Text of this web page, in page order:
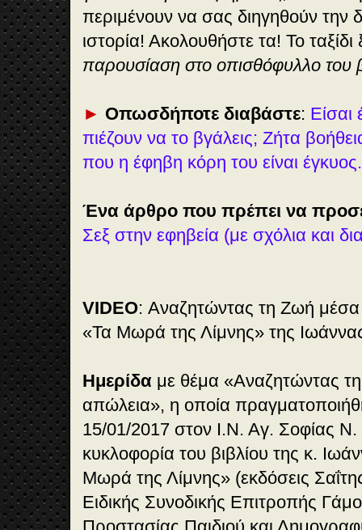
περιμένουν να σας διηγηθούν την
ιστορία! Ακολουθήστε τα! Το ταξίδι
παρουσίαση στο οπισθόφυλλο του
► Οπωσδήποτε διαβάστε: Είσαι
πιέζουν να το βγάλεις; Ζήτα
που η έφηβη κόρη του είναι έγκυος.
Ένα άρθρο που πρέπει να
Σεξ στην εφηβεία (με σχόλια και
VIDEO: Αναζητώντας τη Ζωή
«Τα Μωρά της Λίμνης» της
Ημερίδα με θέμα «Αναζητώντας
απώλεια», η οποία
15/01/2017 στον Ι.Ν. Αγ. Σοφίας
κυκλοφορία του βιβλίου της κ.
Μωρά της Λίμνης» (εκδόσεις
Ειδικής Συνοδικής Επιτροπής